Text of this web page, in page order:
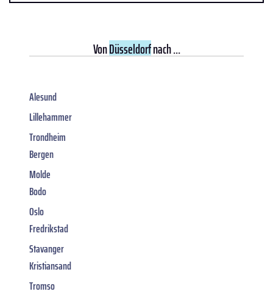
VonDüsseldorfnach ...
Alesund
Lillehammer
Trondheim
Bergen
Molde
Bodo
Oslo
Fredrikstad
Stavanger
Kristiansand
Tromso